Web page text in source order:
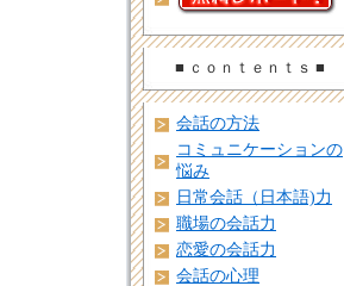
■ ｃｏｎｔｅｎｔｓ ■
会話の方法
コミュニケーションの
悩み
日常会話（日本語)力
職場の会話力
恋愛の会話力
会話の心理